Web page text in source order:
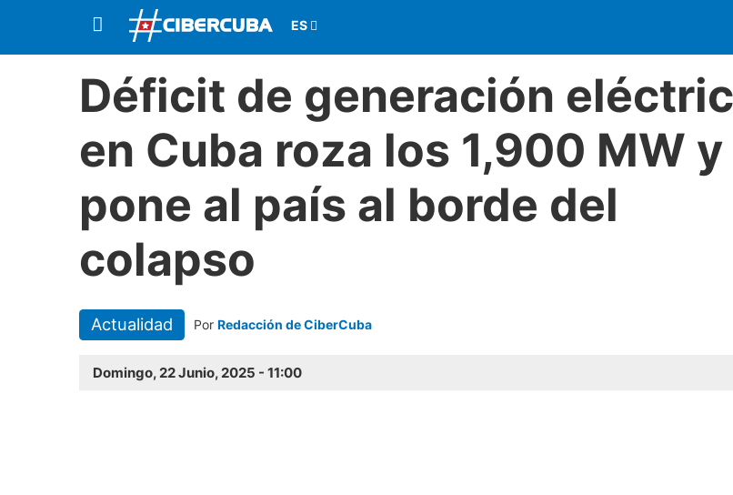
Déficit de generación
en Cuba roza los 1,900 MW y
pone al país al borde del
colapso
Actualidad Por Redacción de CiberCuba
Domingo, 22 Junio, 2025 - 11:00